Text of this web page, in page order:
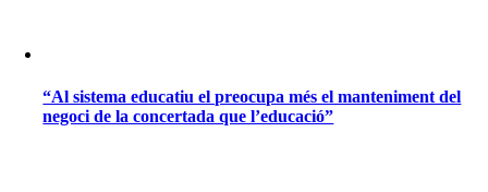
“Al sistema educatiu el preocupa més el manteniment del
negoci de la concertada que l’educació”